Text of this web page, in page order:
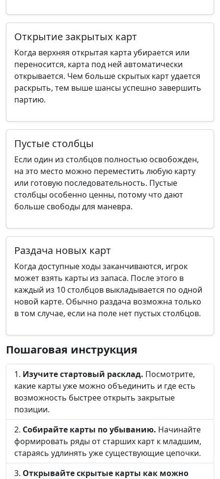
Открытие закрытых карт
Когда верхняя открытая карта убирается или
переносится, карта под ней автоматически
открывается. Чем больше скрытых карт удается
раскрыть, тем выше шансы успешно завершить
партию.
Пустые столбцы
Если один из столбцов полностью освобожден,
на это место можно переместить любую карту
или готовую последовательность. Пустые
столбцы особенно ценны, потому что дают
больше свободы для маневра.
Раздача новых карт
Когда доступные ходы заканчиваются, игрок
может взять карты из запаса. После этого в
каждый из 10 столбцов выкладывается по одной
новой карте. Обычно раздача возможна только
в том случае, если на поле нет пустых столбцов.
Пошаговая инструкция
Изучите стартовый расклад. Посмотрите,
какие карты уже можно объединить и где есть
возможность быстрее открыть закрытые
позиции.
Собирайте карты по убыванию. Начинайте
формировать ряды от старших карт к младшим,
стараясь удлинять уже существующие цепочки.
Открывайте скрытые карты как можно